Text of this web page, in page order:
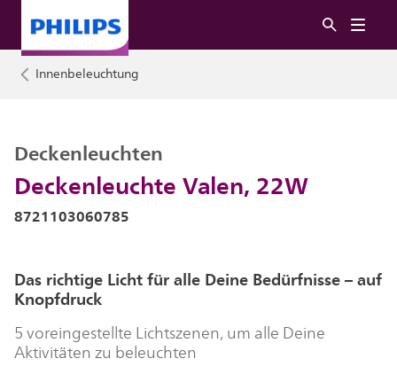
Innenbeleuchtung
Deckenleuchte Valen, 22W
Deckenleuchten
8721103060785
Das richtige Licht für alle Deine Bedürfnisse – auf
Knopfdruck
5 voreingestellte Lichtszenen, um alle Deine
Aktivitäten zu beleuchten